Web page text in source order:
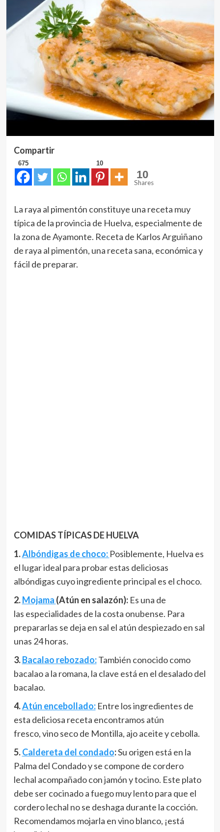
Compartir
675 10
10
Shares
La raya al pimentón constituye una receta muy
típica de la provincia de Huelva, especialmente de
la zona de Ayamonte. Receta de Karlos Arguiñano
de raya al pimentón, una receta sana, económica y
fácil de preparar.
COMIDAS TÍPICAS DE HUELVA
1.Albóndigas de choco: Posiblemente, Huelva es
el lugar ideal para probar estas deliciosas
albóndigas cuyo ingrediente principal es el choco.
2.Mojama (Atún en salazón): Es una de
las especialidades de la costa onubense. Para
prepararlas se deja en sal el atún despiezado en sal
unas 24 horas.
3.Bacalao rebozado: También conocido como
bacalao a la romana, la clave está en el desalado del
bacalao.
4.Atún encebollado: Entre los ingredientes de
esta deliciosa receta encontramos atún
fresco, vino seco de Montilla, ajo aceite y cebolla.
5.Caldereta del condado:Su origen está en la
Palma del Condado y se compone de cordero
lechal acompañado con jamón y tocino. Este plato
debe ser cocinado a fuego muy lento para que el
cordero lechal no se deshaga durante la cocción.
Recomendamos mojarla en vino blanco, ¡está